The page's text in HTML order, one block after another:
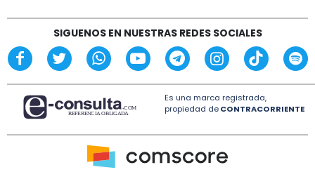
SIGUENOS EN NUESTRAS REDES SOCIALES
Es una marca registrada,
propiedad deCONTRACORRIENTE